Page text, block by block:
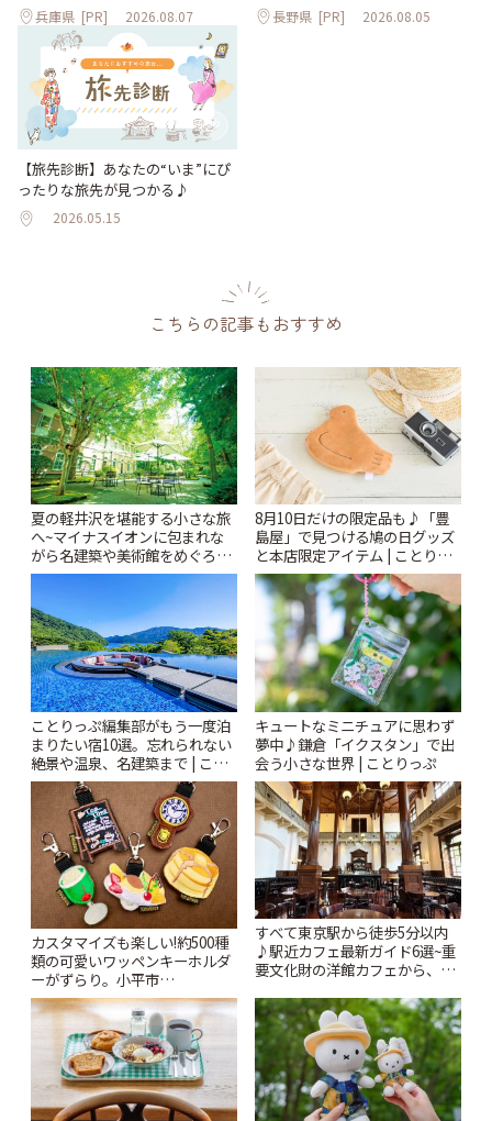
兵庫県 [PR] 2026.08.07 長野県 [PR] 2026.08.05
【旅先診断】あなたの“いま”にぴ
ったりな旅先が見つかる♪
2026.05.15
こちらの記事もおすすめ
夏の軽井沢を堪能する小さな旅
へ~マイナスイオンに包まれな
がら名建築や美術館をめぐろう
~ | ことりっぷ
8月10日だけの限定品も♪「豊
島屋」で見つける鳩の日グッズ
と本店限定アイテム | ことりっ
ぷ
ことりっぷ編集部がもう一度泊
まりたい宿10選。忘れられない
絶景や温泉、名建築まで | こと
りっぷ
キュートなミニチュアに思わず
夢中♪鎌倉「イクスタン」で出
会う小さな世界 | ことりっぷ
カスタマイズも楽しい!約500種
類の可愛いワッペンキーホルダ
ーがずらり。小平市
「Kimamaya T&K」 | ことりっ
ぷ
すべて東京駅から徒歩5分以内
♪駅近カフェ最新ガイド6選~重
要文化財の洋館カフェから、改
りっぷ